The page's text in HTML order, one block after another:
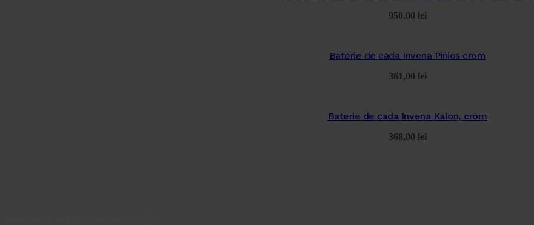
950,00 lei
Baterie de cada Invena Pinios crom
361,00 lei
Baterie de cada Invena Kalon, crom
368,00 lei